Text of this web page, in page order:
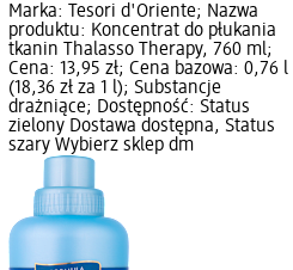
Marka: Tesori d'Oriente; Nazwa
produktu: Koncentrat do płukania
tkanin Thalasso Therapy, 760 ml;
Cena: 13,95 zł; Cena bazowa: 0,76 l
(18,36 zł za 1 l); Substancje
drażniące; Dostępność: Status
zielony Dostawa dostępna, Status
szary Wybierz sklep dm